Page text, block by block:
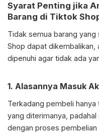
Syarat Penting jika
Barang di Tiktok
Tidak semua barang
Shop dapat dikembalikan,
dipenuhi agar tidak ada
1. Alasannya Masuk
Terkadang pembeli
yang diterimanya,
dengan proses pembelian